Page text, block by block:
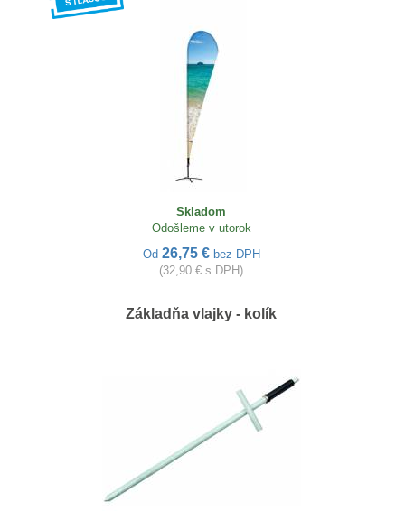
Skladom
Odošleme v utorok
Od 26,75 € bez DPH
(32,90 € s DPH)
Základňa vlajky - kolík